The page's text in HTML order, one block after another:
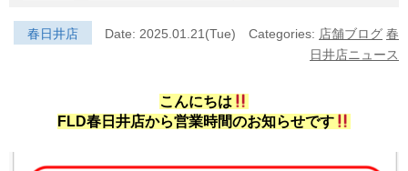
春日井店 Date: 2025.01.21(Tue) Categories: 店舗ブログ 春
日井店ニュース
こんにちは
FLD春日井店から営業時間のお知らせです